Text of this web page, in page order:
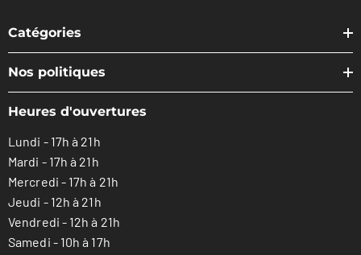
Catégories
Nos politiques
Heures d'ouvertures
Lundi - 17h à 21h
Mardi - 17h à 21h
Mercredi - 17h à 21h
Jeudi - 12h à 21h
Vendredi - 12h à 21h
Samedi - 10h à 17h